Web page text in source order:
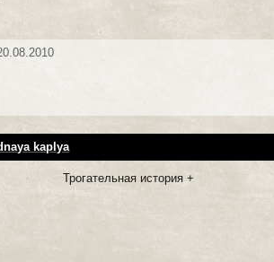
kaplya
Трогательная история +